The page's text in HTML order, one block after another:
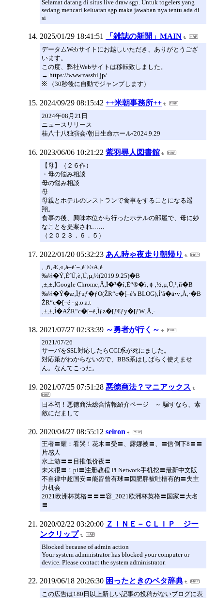
Selamat datang di situs live draw sgp. Untuk togelers yang
sedang mencari keluaran sgp maka jawaban nya tentu ada di
si
2025/01/29 18:41:51 「雑誌の新聞」MAIN
データムWebサイトにお越しいただき、ありがとうござ
います。
この度、弊社Webサイトは移転致しました。
→ https://www.zasshi.jp/
※ （30秒後に自動でジャンプします）
2024/09/29 08:15:42 ++米朝事務所++
2024年08月21日
ニュースリリース
桂八十八独演会/朝日生命ホール/2024.9.29
2023/06/06 10:21:22 紫羽尋人図書館
【母】（２６作）
・母の悩み相談
母の悩み相談
母
母親とホテルのレストランで食事をすることになる遥
翔。
食事の後、興味本位から行ったホテルの部屋で、母に妙
なことを提案され……
（２０２３．６．５）
2022/01/20 05:32:23 あん時ゃ夜走り朝帰り
‚ ‚ñ‚Æ‚«‚á–é‘–‚è’©‹A‚è
‰¼�Ý‚ÉˆÚ‚è‚Ü‚µ‚½(2019.9.25)�B
‚±‚±‚ÍGoogle Chrome‚Å‚Í�³�í‚É“®�ì‚￠‚½‚µ‚Ü‚¹‚ñ�B
‰¼�Ý�æ‚Ìƒuƒ�ƒO(ŽR“c�[–é's BLOG)‚Í‘å�ä•v‚Å‚·�B
ŽR“c�[–é - g.o.a.t
‚±‚±‚Í�AŽR“c�[–é‚Ìƒz�[ƒ€ƒy�[ƒW‚Å‚·
2021/07/27 02:33:39 ～勇者が行く～
2021/07/26
サーバをSSL対応したらCGI系が死にました。
対応策がわからないので、BBS系はしばらく使えませ
ん。なんてこった。
2021/07/25 07:51:28 悪徳商法？マニアックス
日本初！悪徳商法総合情報紹介ページ ～ 騙すなら、素
敵にだまして
2020/04/27 08:55:12 seiron
王者〓耀：看哭！花木〓受〓、露娜被〓、〓信倒下8〓〓
片感人
水上游〓〓目推低价夜〓
未来很〓！pi〓注册教程 Pi Network手机挖〓最新中文版
不自律中超国安〓能皆曾有球〓因肥胖被吐槽有的〓失主
力机会
2021欧洲杯英格〓〓〓容_2021欧洲杯英格〓国家〓大名
〓
2020/02/22 03:20:00 ＺＩＮＥ－ＣＬＩＰ ジー
ンクリップ
Blocked because of admin action
Your system administrator has blocked your computer or
device. Please contact the system administrator.
2019/06/18 20:26:30 困ったときのベタ辞典
この広告は180日以上新しい記事の投稿がないブログに表